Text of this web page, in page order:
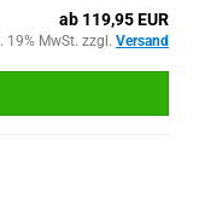
ab 119,95 EUR
19% MwSt. zzgl. Versand